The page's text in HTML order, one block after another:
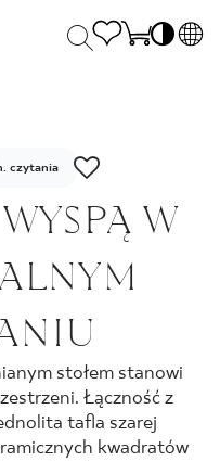
UK
czytania
W
stołem stanowi
Łączność z
tafla szarej
kwadratów